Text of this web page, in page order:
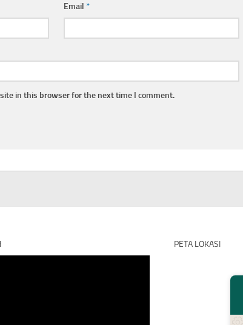
Email*
in this browser for the next time I comment.
PETA LOKASI